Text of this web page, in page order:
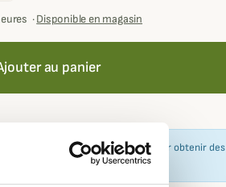
·Disponible en magasin
au panier
100,00 € de produits pour pouvoir obtenir des